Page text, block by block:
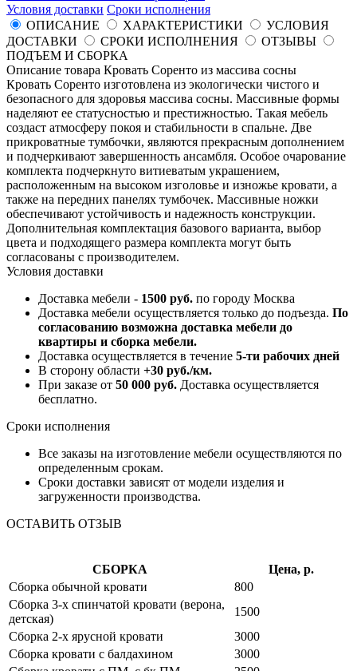
Условия доставки Сроки исполнения
ОПИСАНИЕ
ХАРАКТЕРИСТИКИ
УСЛОВИЯ
ДОСТАВКИ
СРОКИ ИСПОЛНЕНИЯ
ОТЗЫВЫ
ПОДЪЕМ И СБОРКА
Описание товара Кровать Соренто из массива сосны
Кровать Соренто изготовлена из экологически чистого и
безопасного для здоровья массива сосны. Массивные формы
наделяют ее статусностью и престижностью. Такая мебель
создаст атмосферу покоя и стабильности в спальне. Две
прикроватные тумбочки, являются прекрасным дополнением
и подчеркивают завершенность ансамбля. Особое очарование
комплекта подчеркнуто витиеватым украшением,
расположенным на высоком изголовье и изножье кровати, а
также на передних панелях тумбочек. Массивные ножки
обеспечивают устойчивость и надежность конструкции.
Дополнительная комплектация базового варианта, выбор
цвета и подходящего размера комплекта могут быть
согласованы с производителем.
Условия доставки
Доставка мебели - 1500 руб. по городу Москва
Доставка мебели осуществляется только до подъезда. По
согласованию возможна доставка мебели до
квартиры и сборка мебели.
Доставка осуществляется в течение 5-ти рабочих дней
В сторону области +30 руб./км.
При заказе от 50 000 руб. Доставка осуществляется
бесплатно.
Сроки исполнения
Все заказы на изготовление мебели осуществляются по
определенным срокам.
Сроки доставки зависят от модели изделия и
загруженности производства.
ОСТАВИТЬ ОТЗЫВ
СБОРКА
Цена, р.
Сборка обычной кровати
800
Сборка 3-х спинчатой кровати (верона,
детская)
1500
Сборка 2-х ярусной кровати
3000
Сборка кровати с балдахином
3000